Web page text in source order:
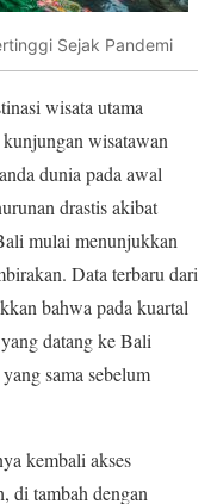
Sejak Pandemi
wisata utama
wisatawan
dunia pada awal
drastis akibat
mulai menunjukkan
Data terbaru dari
bahwa pada kuartal
datang ke Bali
sama sebelum
kembali akses
di tambah dengan